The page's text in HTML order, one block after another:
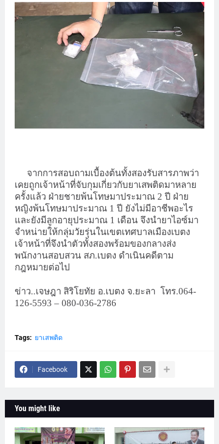
จากการสอบถามเบื้องต้นทั้งสองรับสารภาพว่า
เคยถูกเจ้าหน้าที่จับกุมเกี่ยวกับยาเสพติดมาหลาย
ครั้งแล้ว ฝ่ายชายพ้นโทษมาประมาณ 2 ปี ฝ่าย
หญิงพ้นโทษมาประมาณ 1 ปี ยังไม่มีอาชีพอะไร
และยังมีลูกอายุประมาณ 1 เดือน จึงนำยาไอซ์มา
จำหน่ายให้กลุ่มวัยรุ่นในเขตเทศบาลเมืองเบตง
เจ้าหน้าที่จึงนำตัวทั้งสองพร้อมของกลางส่ง
พนักงานสอบสวน สภ.เบตง ดำเนินคดีตาม
กฎหมายต่อไป
ข่าว..เจษฎา สิริโยทัย อ.เบตง จ.ยะลา โทร.064-
126-5593 – 080-036-2786
Tags: ยาเสพติด
Facebook
You might like